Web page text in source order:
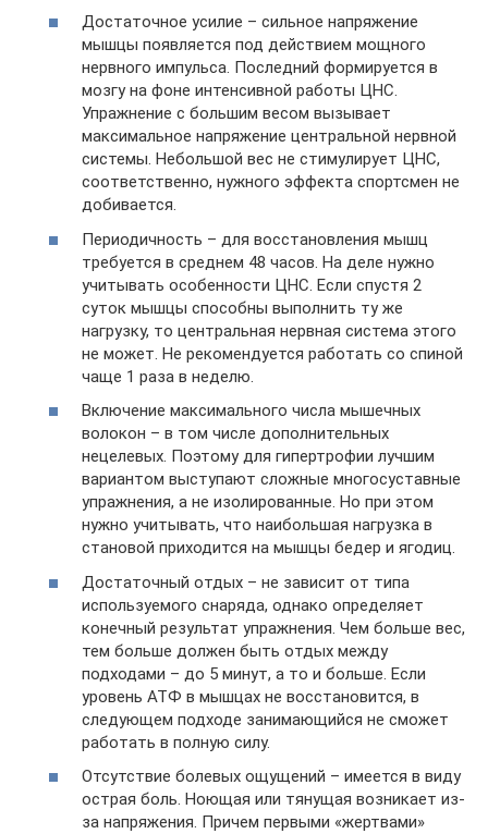
Достаточное усилие – сильное напряжение
мышцы появляется под действием мощного
нервного импульса. Последний формируется в
мозгу на фоне интенсивной работы ЦНС.
Упражнение с большим весом вызывает
максимальное напряжение центральной нервной
системы. Небольшой вес не стимулирует ЦНС,
соответственно, нужного эффекта спортсмен не
добивается.
Периодичность – для восстановления мышц
требуется в среднем 48 часов. На деле нужно
учитывать особенности ЦНС. Если спустя 2
суток мышцы способны выполнить ту же
нагрузку, то центральная нервная система этого
не может. Не рекомендуется работать со спиной
чаще 1 раза в неделю.
Включение максимального числа мышечных
волокон – в том числе дополнительных
нецелевых. Поэтому для гипертрофии лучшим
вариантом выступают сложные многосуставные
упражнения, а не изолированные. Но при этом
нужно учитывать, что наибольшая нагрузка в
становой приходится на мышцы бедер и ягодиц.
Достаточный отдых – не зависит от типа
используемого снаряда, однако определяет
конечный результат упражнения. Чем больше вес,
тем больше должен быть отдых между
подходами – до 5 минут, а то и больше. Если
уровень АТФ в мышцах не восстановится, в
следующем подходе занимающийся не сможет
работать в полную силу.
Отсутствие болевых ощущений – имеется в виду
острая боль. Ноющая или тянущая возникает из-
за напряжения. Причем первыми «жертвами»